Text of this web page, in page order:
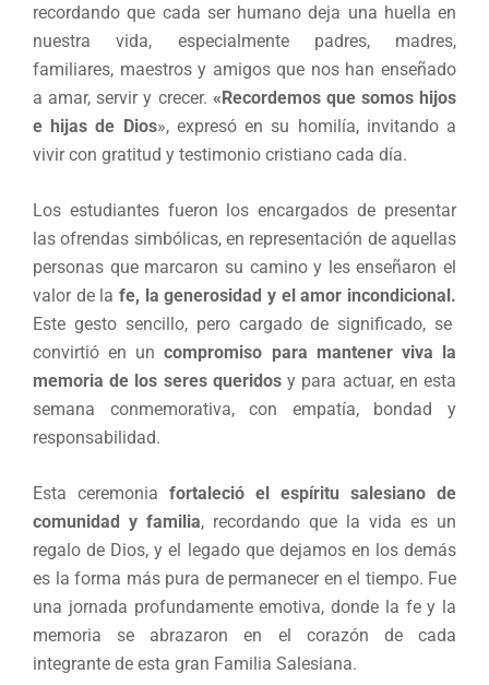
recordando que cada ser humano deja una huella en
nuestra vida, especialmente padres, madres,
familiares, maestros y amigos que nos han enseñado
a amar, servir y crecer. «Recordemos que somos hijos
e hijas de Dios», expresó en su homilía, invitando a
vivir con gratitud y testimonio cristiano cada día.
Los estudiantes fueron los encargados de presentar
las ofrendas simbólicas, en representación de aquellas
personas que marcaron su camino y les enseñaron el
valor de la fe, la generosidad y el amor incondicional.
Este gesto sencillo, pero cargado de significado, se
convirtió en uncompromiso para mantener viva la
memoria de los seres queridosy para actuar, en esta
semana conmemorativa, con empatía, bondad y
responsabilidad.
Esta ceremonia fortaleció el espíritu salesiano de
comunidad y familia, recordando que la vida es un
regalo de Dios, y el legado que dejamos en los demás
es la forma más pura de permanecer en el tiempo. Fue
una jornada profundamente emotiva, donde la fe y la
memoria se abrazaron en el corazón de cada
integrante de esta gran Familia Salesiana.